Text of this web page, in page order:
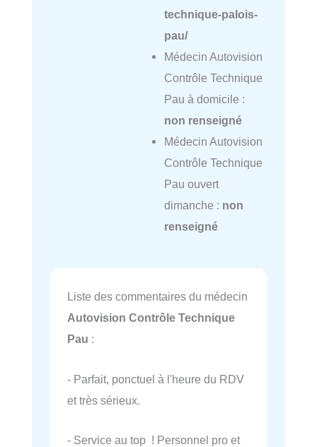
technique-palois-
pau/
Médecin Autovision
Contrôle Technique
Pau à domicile :
non renseigné
Médecin Autovision
Contrôle Technique
Pau ouvert
dimanche : non
renseigné
Liste des commentaires du médecin
Autovision Contrôle Technique
Pau :
- Parfait, ponctuel à l'heure du RDV
et très sérieux.
- Service au top ! Personnel pro et